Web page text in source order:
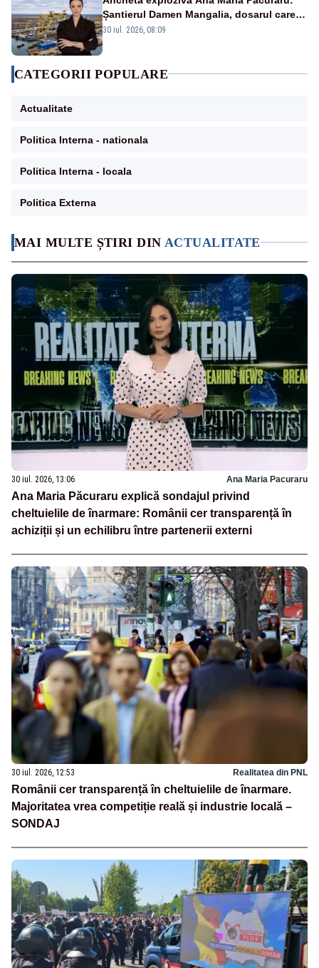
MAI MULTE ȘTIRI DIN ACTUALITATE
30 iul. 2026, 13:06 Ana Maria Pacuraru
Ana Maria Păcuraru explică sondajul privind
cheltuielile de înarmare: Românii cer transparență în
achiziții și un echilibru între partenerii externi
30 iul. 2026, 12:53 Realitatea din PNL
Românii cer transparență în cheltuielile de înarmare.
Majoritatea vrea competiție reală și industrie locală –
SONDAJ
Șantierul Damen Mangalia, dosarul care
scufundă apărarea României
30 iul. 2026, 08:09
CATEGORII POPULARE
Actualitate
Politica Interna - nationala
Politica Interna - locala
Politica Externa